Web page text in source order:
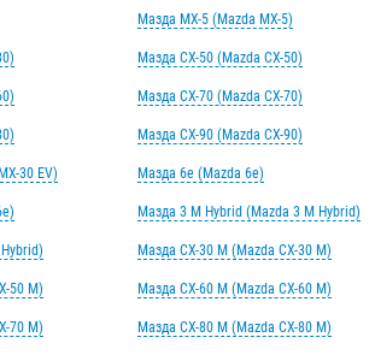
30 EV)
50 M)
70 M)
Мазда MX-5 (Mazda MX-5)
Мазда CX-50 (Mazda CX-50)
Мазда CX-70 (Mazda CX-70)
Мазда CX-90 (Mazda CX-90)
Мазда 6e (Mazda 6e)
Мазда 3 M Hybrid (Mazda 3 M Hybrid)
Мазда CX-30 M (Mazda CX-30 M)
Мазда CX-60 M (Mazda CX-60 M)
Мазда CX-80 M (Mazda CX-80 M)